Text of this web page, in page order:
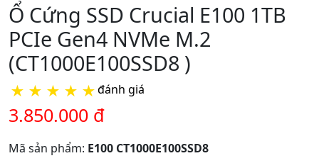
Ổ Cứng SSD Crucial E100 1TB
PCIe Gen4 NVMe M.2
(CT1000E100SSD8 )
★ ★ ★ ★ ★đánh giá
3.850.000 đ
Mã sản phẩm: E100 CT1000E100SSD8